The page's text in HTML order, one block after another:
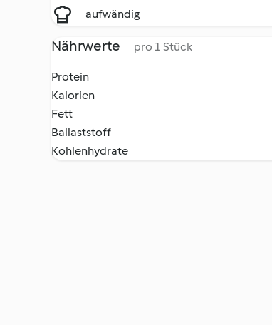
aufwändig
Nährwerte pro 1 Stück
Protein
Kalorien
Fett
Ballaststoff
Kohlenhydrate